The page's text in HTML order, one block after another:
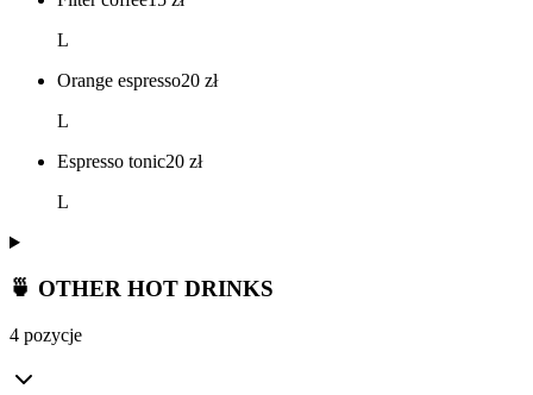
L
Orange espresso20 zł
L
Espresso tonic20 zł
L
🍵 OTHER HOT DRINKS
4 pozycje